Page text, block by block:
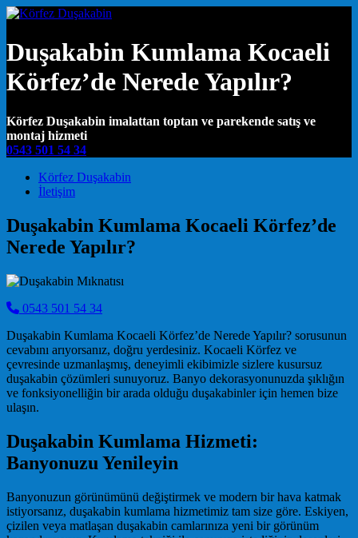
Duşakabin Kumlama Kocaeli
Körfez’de Nerede Yapılır?
Körfez Duşakabin imalattan toptan ve parekende satış ve
montaj hizmeti
0543 501 54 34
Main Navigation
Körfez Duşakabin
İletişim
Duşakabin Kumlama Kocaeli Körfez’de
Nerede Yapılır?
0543 501 54 34
Duşakabin Kumlama Kocaeli Körfez’de Nerede Yapılır? sorusunun
cevabını arıyorsanız, doğru yerdesiniz. Kocaeli Körfez ve
çevresinde uzmanlaşmış, deneyimli ekibimizle sizlere kusursuz
duşakabin çözümleri sunuyoruz. Banyo dekorasyonunuzda şıklığın
ve fonksiyonelliğin bir arada olduğu duşakabinler için hemen bize
ulaşın.
Duşakabin Kumlama Hizmeti:
Banyonuzu Yenileyin
Banyonuzun görünümünü değiştirmek ve modern bir hava katmak
istiyorsanız, duşakabin kumlama hizmetimiz tam size göre. Eskiyen,
çizilen veya matlaşan duşakabin camlarınıza yeni bir görünüm